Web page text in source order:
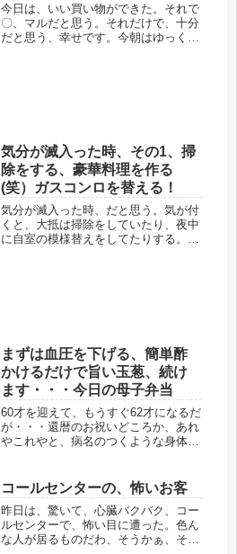
今日は、いい買い物ができた。それで
〇、マルだと思う。それだけで、十分
だと思う、幸せです。今朝はゆっくり
気分が滅入った時、その1、掃
除をする、豪華料理を作る
(笑）ガスコンロを替える！
気分が滅入った時、だと思う。気が付
くと、大抵は掃除をしていたり、夜中
に自室の模様替えをしてたりする。
まずは血圧を下げる、簡単酢
かけるだけで旨い玉葱、続け
ます・・・今日の母子弁当
60才を迎えて、もうすぐ62才になるだ
が・・・還暦のお祝いどころか、あれ
やこれやと、病名のつくような身体に
習慣病、という事になるのだろう。ム
チャクチャ代謝抜群！と喜んでいた...
コールセンターの、怖いお客
昨日は、驚いて、心臓バクバク、コー
ルセンターで、怖い目に遭った。色ん
な人が居るものだわ、そうかぁ、そう